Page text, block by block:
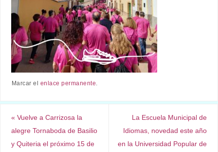
Marcar el enlace permanente.
« Vuelve a Carrizosa la
alegre Tornaboda de Basilio
y Quiteria el próximo 15 de
La Escuela Municipal de
Idiomas, novedad este año
en la Universidad Popular de